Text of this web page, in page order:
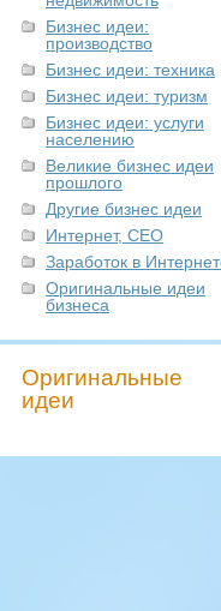
Бизнес идеи:
производство
Бизнес идеи: техника
Бизнес идеи: туризм
Бизнес идеи: услуги
населению
Великие бизнес идеи
прошлого
Другие бизнес идеи
Интернет, СЕО
Заработок в
Оригинальные идеи
бизнеса
Оригинальные
идеи